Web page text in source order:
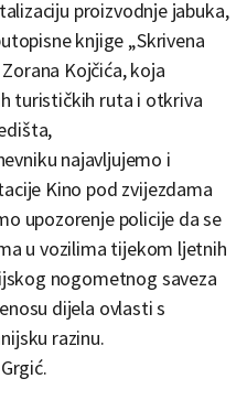
proizvodnje jabuka,
knjige „Skrivena
Kojčića, koja
turističkih ruta i otkriva
najavljujemo i
Kino pod zvijezdama
upozorenje policije da se
u vozilima tijekom ljetnih
nogometnog saveza
dijela ovlasti s
razinu.